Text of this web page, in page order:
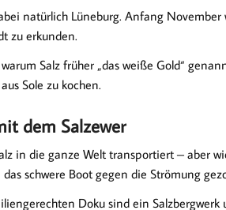
natürlich Lüneburg. Anfang
zu erkunden.
Salz früher „das weiße Gold“
Sole zu kochen.
dem Salzewer
in die ganze Welt transportiert – aber
schwere Boot gegen die Strömung
Doku sind ein